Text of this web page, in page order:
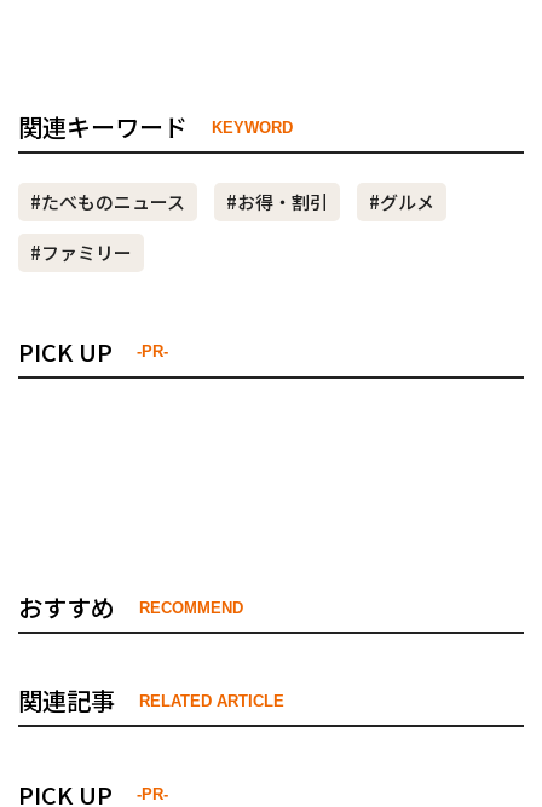
関連キーワード KEYWORD
#たべものニュース #お得・割引
#グルメ
#ファミリー
PICK UP -PR-
おすすめ RECOMMEND
関連記事 RELATED ARTICLE
PICK UP -PR-